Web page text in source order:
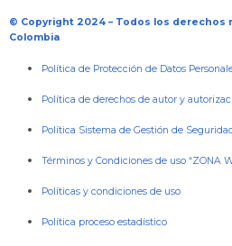
© Copyright 2024 – Todos los derechos
Colombia
Política de Protección de Datos
Política de derechos de autor y
Política Sistema de Gestión de
Términos y Condiciones de uso “ZONA
Políticas y condiciones de uso
Política proceso estadístico